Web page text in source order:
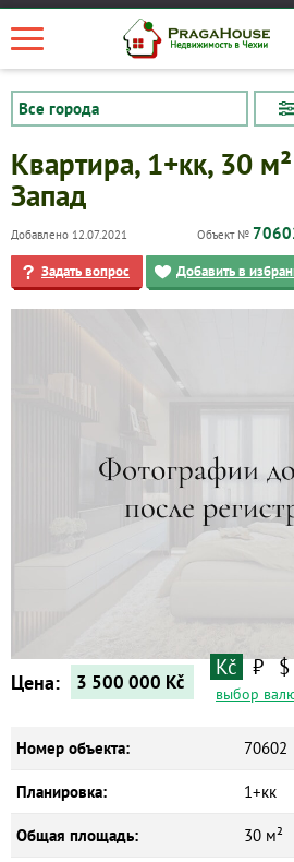
Квартиры
Квартира, 1+кк, 30
Запад
Добавлено 12.07.2021 Объект №
Задать вопрос Добавить в
Цена: 3 500 000 Kč
Kč ₽ $
выбор
Номер объекта: 70602
Планировка: 1+кк
Общая площадь: 30 м²